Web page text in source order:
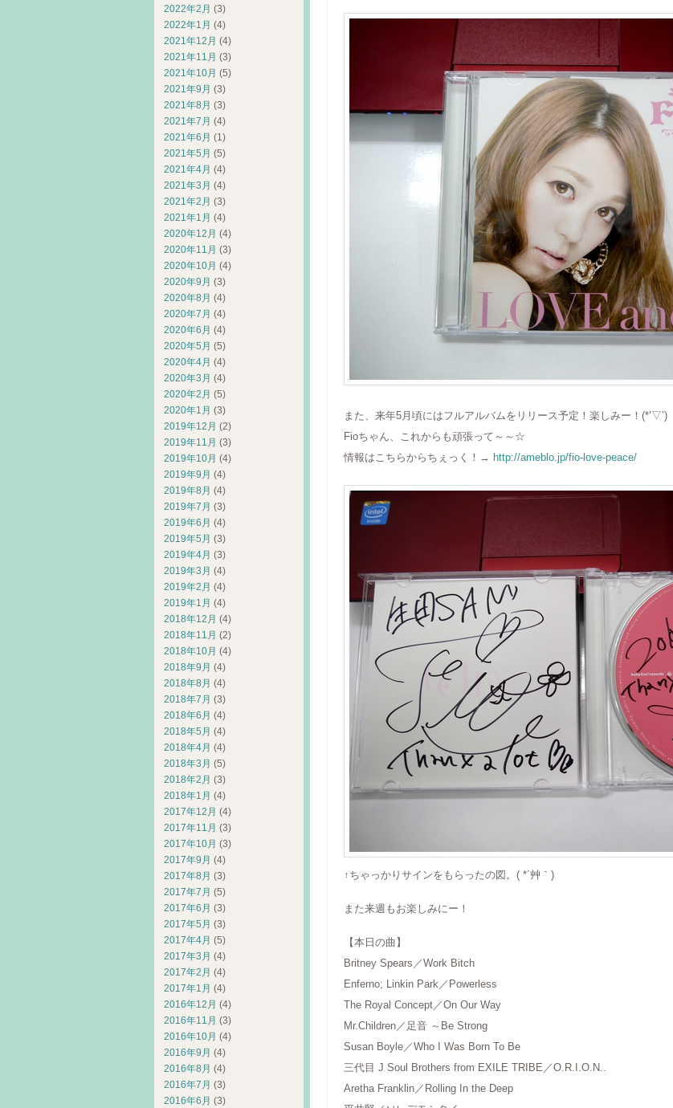
また、来年5月頃にはフルアルバムをリリース予定！楽しみー！(*’▽’)
Fioちゃん、これからも頑張って～～☆
情報はこちらからちぇっく！→ http://ameblo.jp/fio-love-peace/
↑ちゃっかりサインをもらったの図。( *´艸｀)
また来週もお楽しみにー！
【本日の曲】
Britney Spears／Work Bitch
Enferno; Linkin Park／Powerless
The Royal Concept／On Our Way
Mr.Children／足音 ～Be Strong
Susan Boyle／Who I Was Born To Be
三代目 J Soul Brothers from EXILE TRIBE／O.R.I.O.N..
Aretha Franklin／Rolling In the Deep
2022年2月 (3)
2022年1月 (4)
2021年12月 (4)
2021年11月 (3)
2021年10月 (5)
2021年9月 (3)
2021年8月 (3)
2021年7月 (4)
2021年6月 (1)
2021年5月 (5)
2021年4月 (4)
2021年3月 (4)
2021年2月 (3)
2021年1月 (4)
2020年12月 (4)
2020年11月 (3)
2020年10月 (4)
2020年9月 (3)
2020年8月 (4)
2020年7月 (4)
2020年6月 (4)
2020年5月 (5)
2020年4月 (4)
2020年3月 (4)
2020年2月 (5)
2020年1月 (3)
2019年12月 (2)
2019年11月 (3)
2019年10月 (4)
2019年9月 (4)
2019年8月 (4)
2019年7月 (3)
2019年6月 (4)
2019年5月 (3)
2019年4月 (3)
2019年3月 (4)
2019年2月 (4)
2019年1月 (4)
2018年12月 (4)
2018年11月 (2)
2018年10月 (4)
2018年9月 (4)
2018年8月 (4)
2018年7月 (3)
2018年6月 (4)
2018年5月 (4)
2018年4月 (4)
2018年3月 (5)
2018年2月 (3)
2018年1月 (4)
2017年12月 (4)
2017年11月 (3)
2017年10月 (3)
2017年9月 (4)
2017年8月 (3)
2017年7月 (5)
2017年6月 (3)
2017年5月 (3)
2017年4月 (5)
2017年3月 (4)
2017年2月 (4)
2017年1月 (4)
2016年12月 (4)
2016年11月 (3)
2016年10月 (4)
2016年9月 (4)
2016年8月 (4)
2016年7月 (3)
2016年6月 (3)